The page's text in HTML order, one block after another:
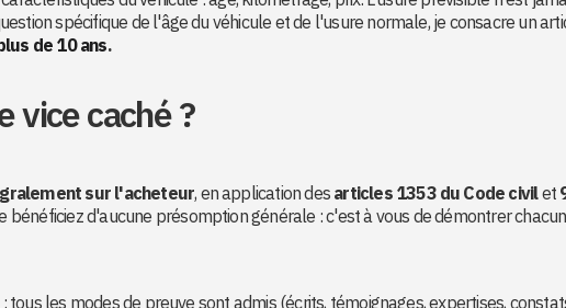
spécifique de l'âge du véhicule et de l'usure normale, je consacre un
de 10 ans.
vice caché ?
sur l'acheteur, en application desarticles 1353 du Code civilet
bénéficiez d'aucune présomption générale : c'est à vous de démontrer
tous les modes de preuve sont admis (écrits, témoignages, expertises,